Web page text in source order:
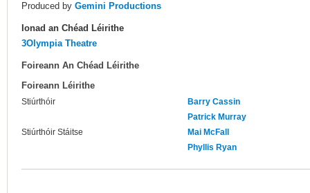
Produced by Gemini Productions
Ionad an Chéad Léirithe
3Olympia Theatre
Foireann An Chéad Léirithe
Foireann Léirithe
Stiúrthóir
Barry Cassin
Patrick Murray
Stiúrthóir Stáitse
Mai McFall
Phyllis Ryan